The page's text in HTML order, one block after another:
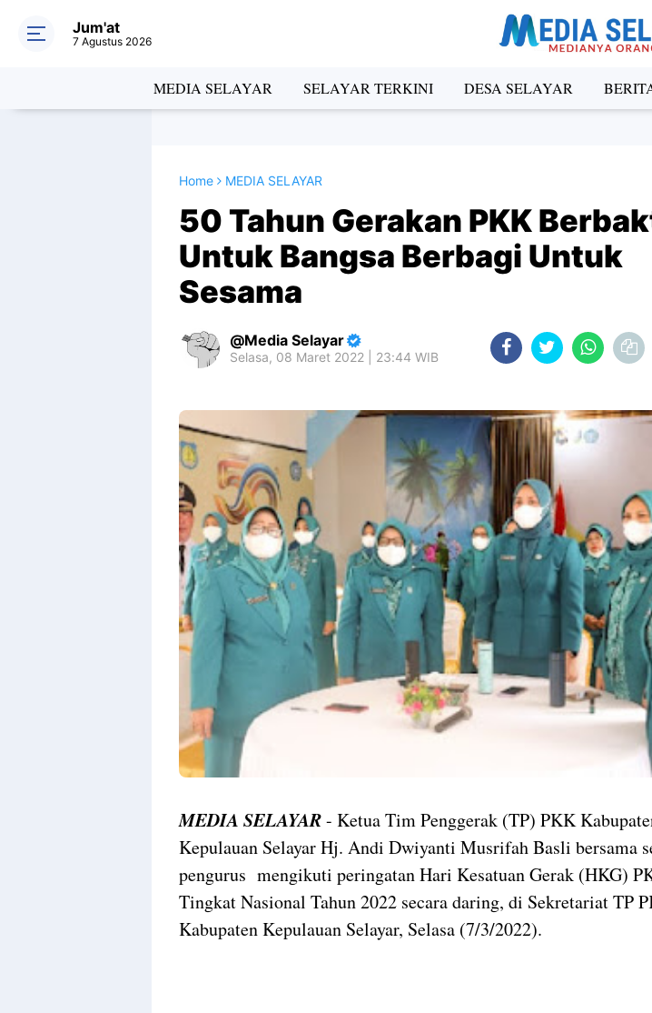
Jum'at
7 Agustus 2026
MEDIA SELAYAR SELAYAR TERKINI DESA SELAYAR
Home MEDIA SELAYAR
50 Tahun Gerakan PKK
Untuk Bangsa Berbagi Untuk
Sesama
Media Selayar
Selasa, 08 Maret 2022 | 23:44 WIB
MEDIA SELAYAR- Ketua Tim Penggerak (TP) PKK
Kepulauan Selayar Hj. Andi Dwiyanti Musrifah Basli bersama
pengurus mengikuti peringatan Hari Kesatuan Gerak (HKG)
Tingkat Nasional Tahun 2022 secara daring, di Sekretariat TP
Kabupaten Kepulauan Selayar, Selasa (7/3/2022).